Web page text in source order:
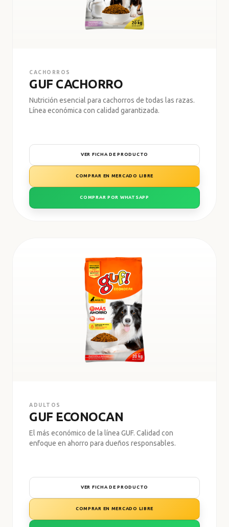
CACHORROS
GUF CACHORRO
Nutrición esencial para cachorros de todas las razas.
Línea económica con calidad garantizada.
VER FICHA DE PRODUCTO
COMPRAR EN MERCADO LIBRE
COMPRAR POR WHATSAPP
ADULTOS
GUF ECONOCAN
El más económico de la línea GUF. Calidad con
enfoque en ahorro para dueños responsables.
VER FICHA DE PRODUCTO
COMPRAR EN MERCADO LIBRE